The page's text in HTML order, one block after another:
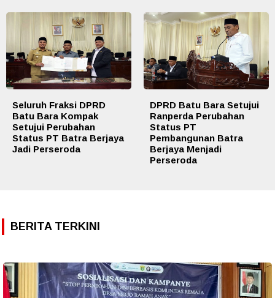
Seluruh Fraksi DPRD
Batu Bara Kompak
Setujui Perubahan
Status PT Batra Berjaya
Jadi Perseroda
DPRD Batu Bara Setujui
Ranperda Perubahan
Status PT
Pembangunan Batra
Berjaya Menjadi
Perseroda
BERITA TERKINI